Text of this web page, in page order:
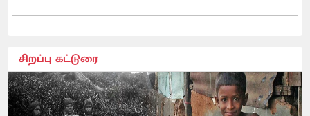
சிறப்பு கட்டுரை